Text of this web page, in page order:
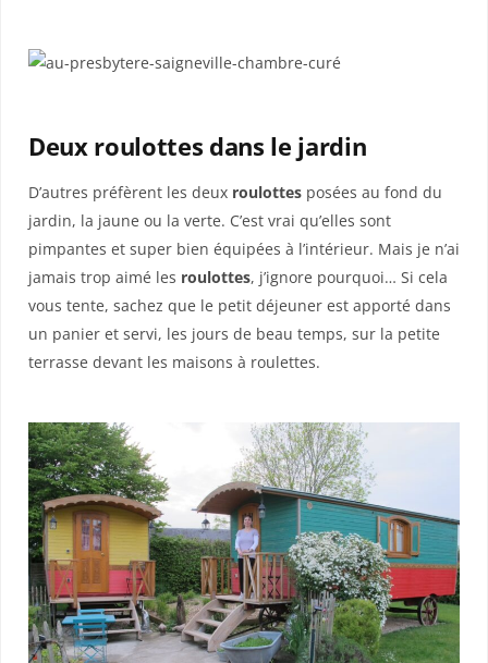
Deux roulottes dans le jardin
D’autres préfèrent les deux roulottes posées au fond du
jardin, la jaune ou la verte. C’est vrai qu’elles sont
pimpantes et super bien équipées à l’intérieur. Mais je n’ai
jamais trop aimé les roulottes, j’ignore pourquoi… Si cela
vous tente, sachez que le petit déjeuner est apporté dans
un panier et servi, les jours de beau temps, sur la petite
terrasse devant les maisons à roulettes.